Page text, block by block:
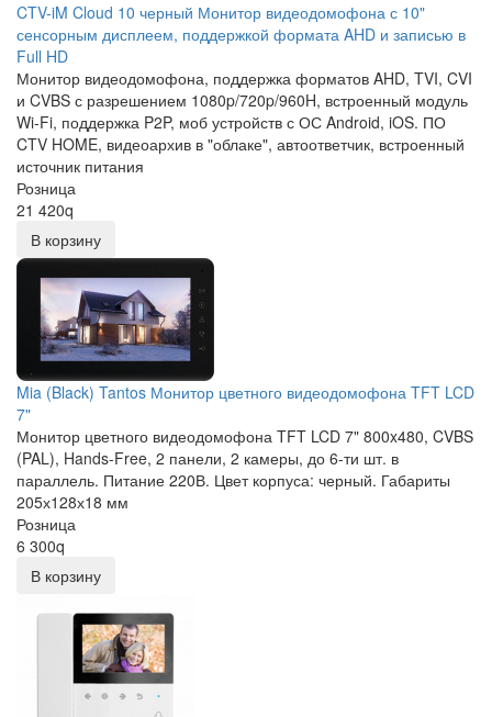
CTV-iM Cloud 10 черный Монитор видеодомофона с 10"
сенсорным дисплеем, поддержкой формата AHD и записью в
Full HD
Монитор видеодомофона, поддержка форматов AHD, TVI, CVI
и CVBS с разрешением 1080p/720p/960H, встроенный модуль
Wi-Fi, поддержка P2P, моб устройств с ОС Android, iOS. ПО
CTV HOME, видеоархив в "облаке", автоответчик, встроенный
источник питания
Розница
21 420q
В корзину
Mia (Black) Tantos Монитор цветного видеодомофона TFT LCD
7"
Монитор цветного видеодомофона TFT LCD 7" 800x480, CVBS
(PAL), Hands-Free, 2 панели, 2 камеры, до 6-ти шт. в
параллель. Питание 220В. Цвет корпуса: черный. Габариты
205х128х18 мм
Розница
6 300q
В корзину